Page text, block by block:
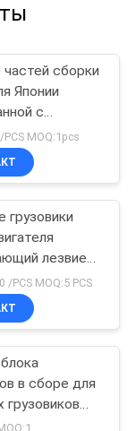
частей сборки
Японии
с
для
состояния
HINO 500
PCS MOQ:1pcs
грузовики
лезвие
Для HINO
J08E EURO
/PCS MOQ:5 PCS
в сборе для
грузовиков